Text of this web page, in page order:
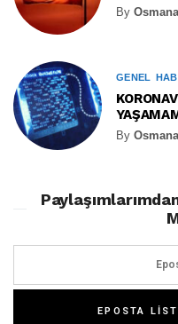
By
GENEL
By